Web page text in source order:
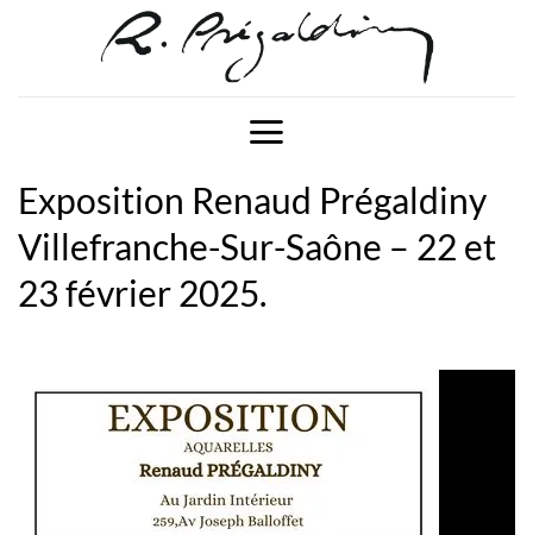
Exposition Renaud Prégaldiny
Villefranche-Sur-Saône – 22 et
23 février 2025.